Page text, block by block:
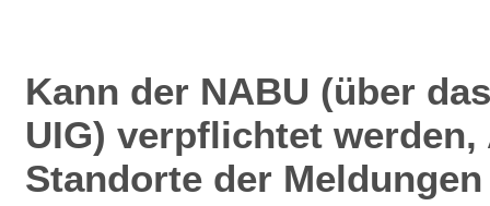
Kann der NABU (über
UIG) verpflichtet
Standorte der